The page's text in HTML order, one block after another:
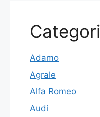
Adamo
Agrale
Alfa Romeo
Audi